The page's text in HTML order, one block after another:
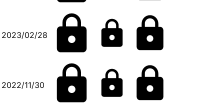
2023/02/28
2022/11/30